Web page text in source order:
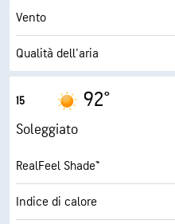
AccuLumen Brightness Index™
Nuvolosità
Vento
Qualità dell'aria
Indice UV max
Raffiche
Umidità
Punto di rugiada
15 92°
Soleggiato
RealFeel Shade™
Indice di calore